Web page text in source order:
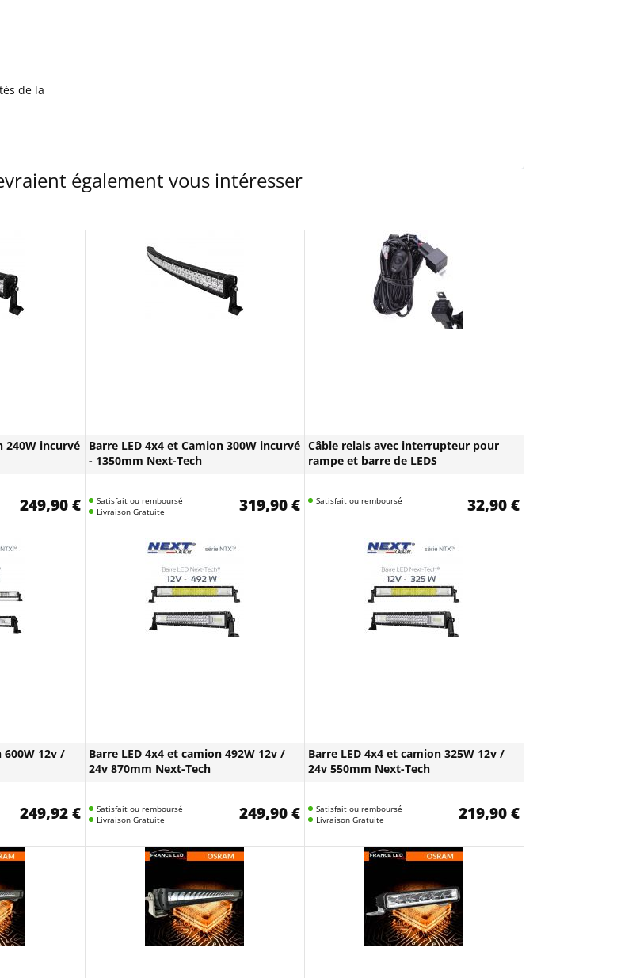
de la
également vous intéresser
240W incurvé
249,90 €
Barre LED 4x4 et Camion 300W incurvé
- 1350mm Next-Tech
Satisfait ou remboursé
Livraison Gratuite
319,90 €
Câble relais avec interrupteur pour
rampe et barre de LEDS
Satisfait ou remboursé 32,90 €
600W 12v /
249,92 €
Barre LED 4x4 et camion 492W 12v /
24v 870mm Next-Tech
Satisfait ou remboursé
Livraison Gratuite
249,90 €
Barre LED 4x4 et camion 325W 12v /
24v 550mm Next-Tech
Satisfait ou remboursé
Livraison Gratuite
219,90 €